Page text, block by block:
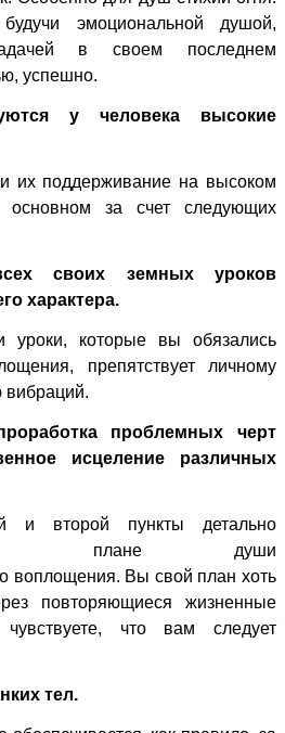
эмоциональной душой,
в своем последнем
успешно.
у человека высокие
их поддерживание на высоком
основном за счет следующих
своих земных уроков
характера.
уроки, которые вы обязались
препятствует личному
проблемных черт
исцеление различных
и второй пункты детально
в плане души
воплощения. Вы свой план хоть
повторяющиеся жизненные
чувствуете, что вам следует
тел.